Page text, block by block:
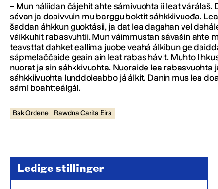
– Mun háliidan čájehit ahte sámivuohta ii leat várálaš.
sávan ja doaivvuin mu barggu boktit sáhkkiivuođa.
šaddan áhkkun guoktásii, ja dat lea dagahan vel
váikkuhit rabasvuhtii. Mun váimmustan sávašin ahte
teavsttat dahket eallima juobe veahá álkibun ge
sápmelaččaide geain ain leat rabas hávit. Muhto
nuorat ja sin sáhkkivuohta. Nuoraide lea rabasvuohta
sáhkkiivuohta lunddoleabbo já álkit. Danin mus lea
sámi boahtteáigái.
Bak Ordene Rawdna Carita Eira
Ledige stillinger